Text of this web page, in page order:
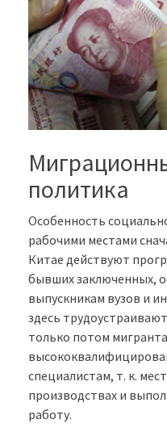
политика
Особенность
рабочими местами
Китае действуют
бывших заключенных,
выпускникам вузов и
здесь
только потом
специалистам, т. к.
производствах и
работу.